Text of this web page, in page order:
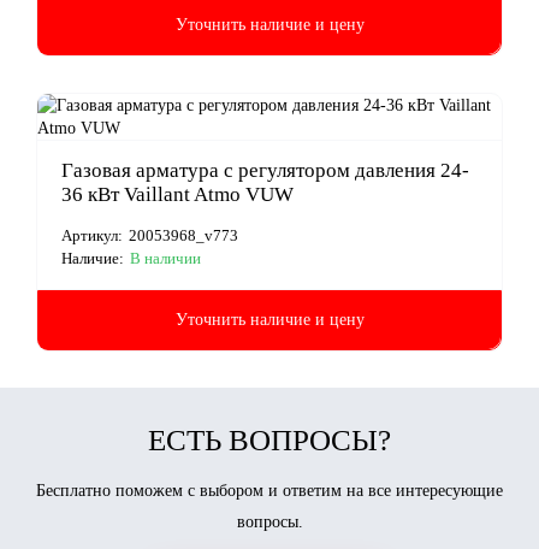
Уточнить наличие и цену
Газовая арматура с регулятором давления 24-
36 кВт Vaillant Atmo VUW
Артикул: 20053968_v773
Наличие: В наличии
Уточнить наличие и цену
ЕСТЬ ВОПРОСЫ?
Бесплатно поможем с выбором и ответим на все интересующие
вопросы.